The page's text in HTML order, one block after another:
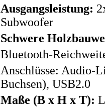
Ausgangsleistung:
Subwoofer
Schwere
Bluetooth-
Anschlüsse: Audio-
Buchsen), USB2.0
Maße (B x H x T):